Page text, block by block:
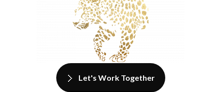
Let's Work Together